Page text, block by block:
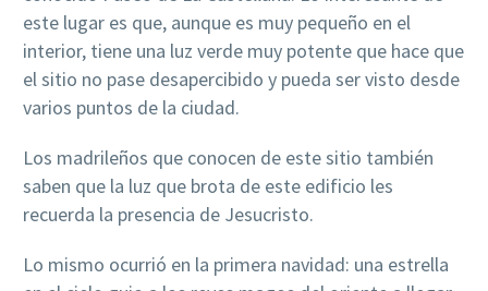
este lugar es que, aunque es muy pequeño en el
interior, tiene una luz verde muy potente que hace que
el sitio no pase desapercibido y pueda ser visto desde
varios puntos de la ciudad.
Los madrileños que conocen de este sitio también
saben que la luz que brota de este edificio les
recuerda la presencia de Jesucristo.
Lo mismo ocurrió en la primera navidad: una estrella